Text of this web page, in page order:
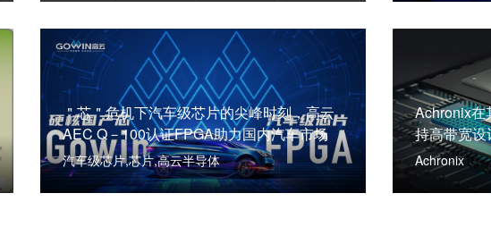
＂芯＂危机下汽车级芯片的尖峰时刻，高云
AEC Q－100认证FPGA助力国内汽车市场
汽车级芯片,芯片,高云半导体
Achronix在
持高带宽
Achronix